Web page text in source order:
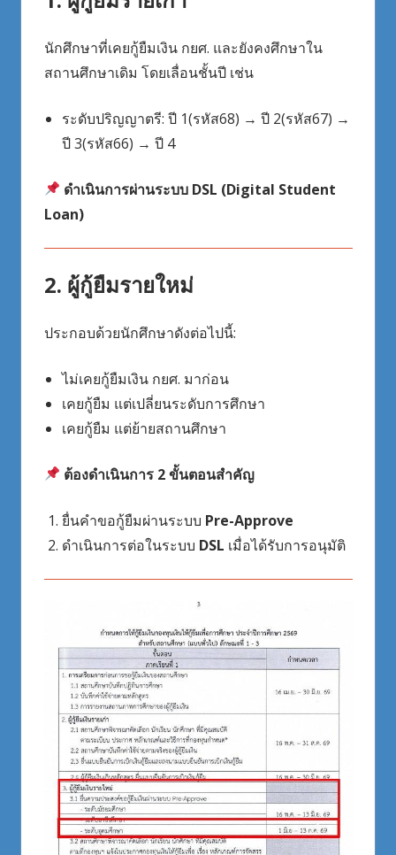
นักศึกษาที่เคยกู้ยืมเงิน กยศ. และยังคงศึกษาใน
สถานศึกษาเดิม โดยเลื่อนชั้นปี เช่น
ระดับปริญญาตรี: ปี 1(รหัส68) → ปี 2(รหัส67) →
ปี 3(รหัส66) → ปี 4
ดำเนินการผ่านระบบ DSL (Digital Student
Loan)
2. ผู้กู้ยืมรายใหม่
ประกอบด้วยนักศึกษาดังต่อไปนี้:
ไม่เคยกู้ยืมเงิน กยศ. มาก่อน
เคยกู้ยืม แต่เปลี่ยนระดับการศึกษา
เคยกู้ยืม แต่ย้ายสถานศึกษา
ต้องดำเนินการ 2 ขั้นตอนสำคัญ
ยื่นคำขอกู้ยืมผ่านระบบ Pre-Approve
ดำเนินการต่อในระบบ DSL เมื่อได้รับการอนุมัติ